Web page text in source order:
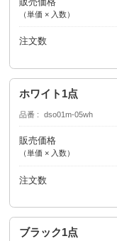
（単価 × 入数）
注文数
ホワイト1点
品番 dso01m-05wh
販売価格
（単価 × 入数）
注文数
ブラック1点